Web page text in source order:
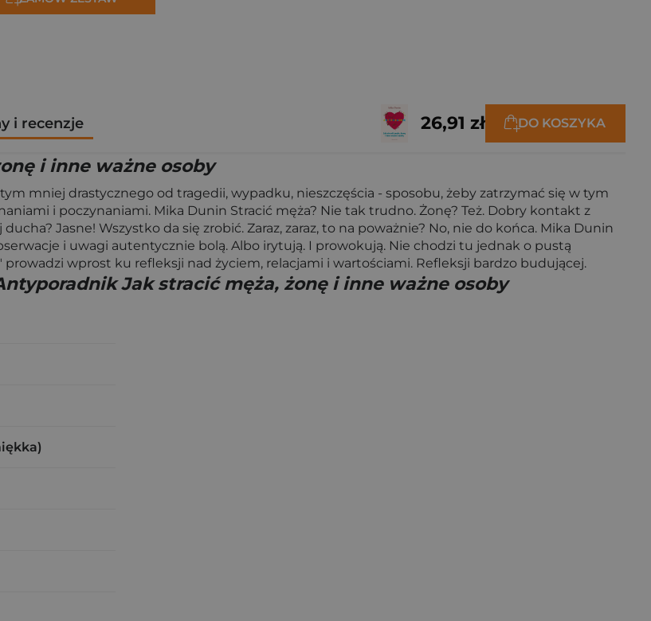
i recenzje 26,91 zł DO KOSZYKA
i inne ważne osoby
mniej drastycznego od tragedii, wypadku, nieszczęścia - sposobu, żeby zatrzymać się w tym
i poczynaniami. Mika Dunin Stracić męża? Nie tak trudno. Żonę? Też. Dobry kontakt z
Jasne! Wszystko da się zrobić. Zaraz, zaraz, to na poważnie? No, nie do końca. Mika Dunin
i uwagi autentycznie bolą. Albo irytują. I prowokują. Nie chodzi tu jednak o pustą
wprost ku refleksji nad życiem, relacjami i wartościami. Refleksji bardzo budującej.
Jak stracić męża, żonę i inne ważne osoby